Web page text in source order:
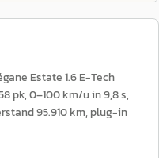
Estate 1.6 E-Tech
pk, 0–100 km/u in 9,8 s,
95.910 km, plug-in